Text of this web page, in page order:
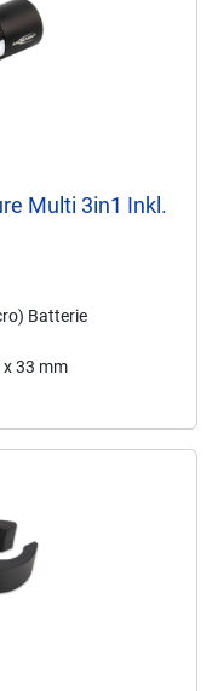
Multi 3in1 Inkl.
Batterie
33 mm